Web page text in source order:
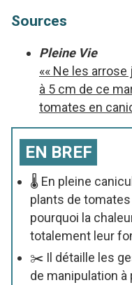
Sources
Pleine Vie
«« Ne les
à 5 cm de ce
tomates en
EN BREF
🌡️ En pleine
plants de
pourquoi la
totalement leur
✂️ Il détaille les
de manipulation